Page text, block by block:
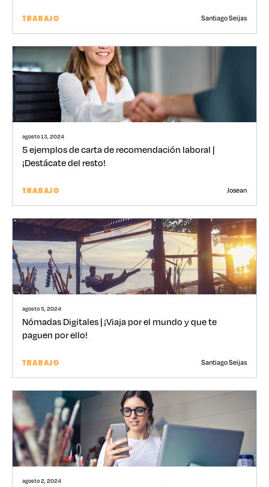
TRABAJO Santiago Seijas
agosto 13, 2024
5 ejemplos de carta de recomendación laboral |
¡Destácate del resto!
TRABAJO Josean
agosto 5, 2024
Nómadas Digitales | ¡Viaja por el mundo y que te
paguen por ello!
TRABAJO Santiago Seijas
agosto 2, 2024